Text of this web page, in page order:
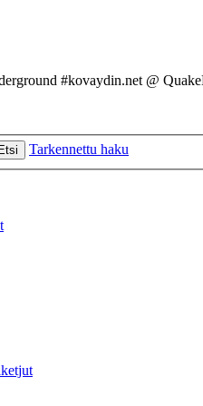
#kovaydin.net @
Etsi Tarkennettu haku